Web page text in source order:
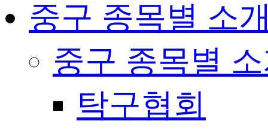
중구 종목별 소
중구 종목별
탁구협회